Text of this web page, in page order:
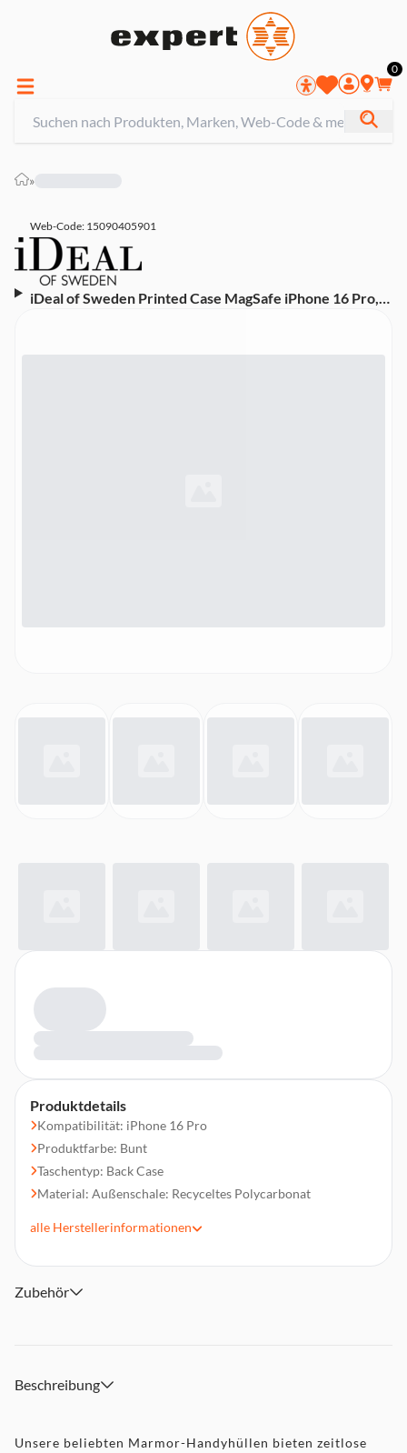
0
»
Web-Code: 15090405901
iDeal of Sweden Printed Case MagSafe iPhone 16 Pro,
Produktdetails
Kompatibilität: iPhone 16 Pro
Produktfarbe: Bunt
Taschentyp: Back Case
Material: Außenschale: Recyceltes Polycarbonat
alle Herstellerinformationen
Zubehör
Beschreibung
Unsere beliebten Marmor-Handyhüllen bieten zeitlose